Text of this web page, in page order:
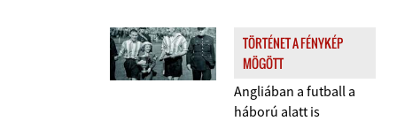
TÖRTÉNET A FÉNYKÉP
MÖGÖTT
Angliában a futball a
háború alatt is